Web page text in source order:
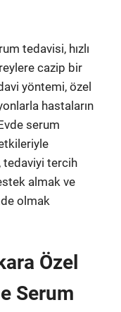
tedavisi, hızlı
cazip bir
yöntemi, özel
hastaların
serum
tedaviyi tercih
almak ve
olmak
Özel
Serum